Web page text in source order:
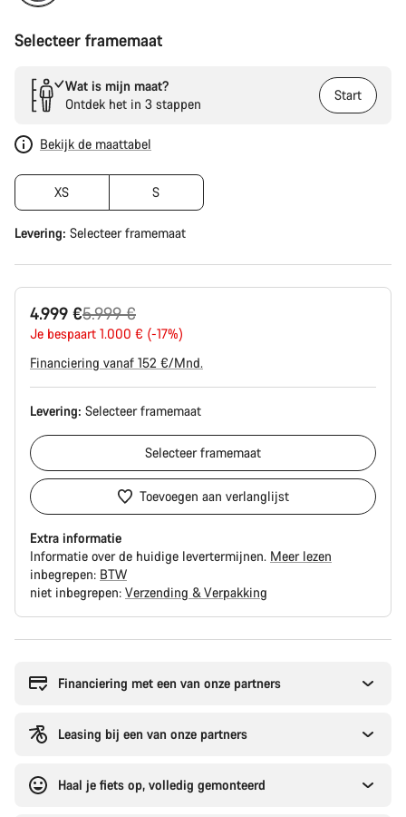
Selecteer framemaat
Wat is mijn maat?
Ontdek het in 3 stappen
Start
Bekijk de maattabel
XS S
Levering: Selecteerframemaat
4.999 €
Originele
Prijs
5.999 €
Je bespaart 1.000 € (-17%)
Financiering vanaf 152 €/Mnd.
Levering: Selecteerframemaat
Selecteerframemaat
Toevoegen aan verlanglijst
Extra informatie
Informatie over de huidige levertermijnen. Meer lezen
inbegrepen: BTW
niet inbegrepen: Verzending & Verpakking
Financiering met een van onze partners
Leasing bij een van onze partners
Haal je fiets op, volledig gemonteerd